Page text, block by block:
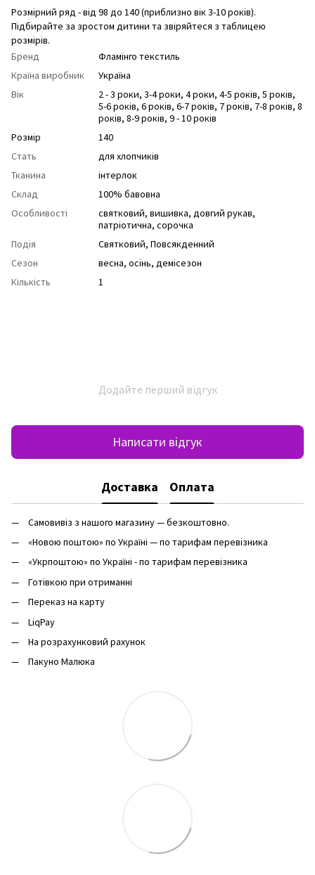
Розмірний ряд - від 98 до 140 (приблизно вік 3-10 років).
Підбирайте за зростом дитини та звіряйтеся з таблицею
розмірів.
Бренд
Фламінго текстиль
Країна виробник
Україна
Вік
2 - 3 роки, 3-4 роки, 4 роки, 4-5 років, 5 років,
5-6 років, 6 років, 6-7 років, 7 років, 7-8 років, 8
років, 8-9 років, 9 - 10 років
Розмір
140
Стать
для хлопчиків
Тканина
інтерлок
Склад
100% бавовна
Особливості
святковий, вишивка, довгий рукав,
патріотична, cорочка
Подія
Святковий, Повсякденний
Сезон
весна, осінь, демісезон
Кількість
1
Додайте перший відгук
Написати відгук
Доставка Оплата
Самовивіз з нашого магазину — безкоштовно.
«Новою поштою» по Україні — по тарифам перевізника
«Укрпоштою» по Україні - по тарифам перевізника
Готівкою при отриманні
Переказ на карту
LiqPay
На розрахунковий рахунок
Пакуно Малюка